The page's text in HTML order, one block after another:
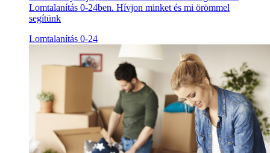
Lomtalanítás 0-24ben. Hívjon minket és mi örömmel
segítünk
Lomtalanítás 0-24